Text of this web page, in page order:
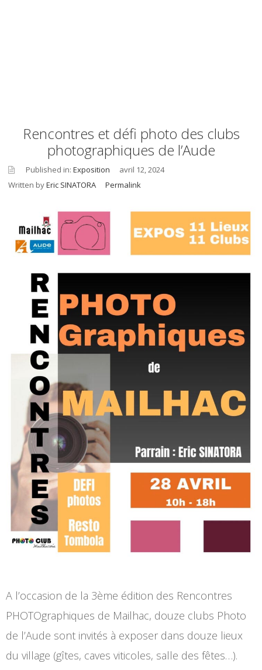
Rencontres et défi photo des clubs
photographiques de l’Aude
asid
Published in: Exposition
avril 12, 2024
Written byEric SINATORA Permalink
A l’occasion de la 3ème édition des Rencontres
PHOTOgraphiques de Mailhac, douze clubs Photo
de l’Aude sont invités à exposer dans douze lieux
du village (gîtes, caves viticoles, salle des fêtes…).